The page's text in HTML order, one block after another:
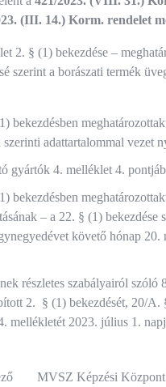
(III. 14.) Korm. rendelet
§ (1) bekezdése –
a borászati termék
bekezdésben
adattartalommal vezet
gyártók 4. melléklet 4.
bekezdésben
– a 22. § (1)
követő hónap
részletes szabályairól
2. § (1) bekezdését, 20/A.
mellékletét 2023. július 1.
MVSZ Képzési